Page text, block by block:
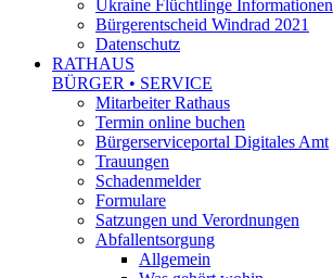
Ukraine Flüchtlinge Informationen
Bürgerentscheid Windrad 2021
Datenschutz
RATHAUS
BÜRGER • SERVICE
Mitarbeiter Rathaus
Termin online buchen
Bürgerserviceportal Digitales Amt
Trauungen
Schadenmelder
Formulare
Satzungen und Verordnungen
Abfallentsorgung
Allgemein